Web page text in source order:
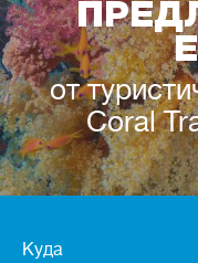
от
Coral
Куда